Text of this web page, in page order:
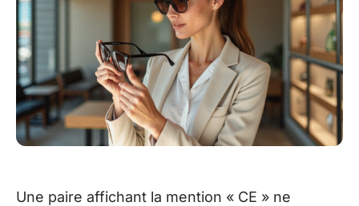
Une paire affichant la mention « CE » ne